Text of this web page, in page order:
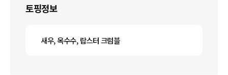
토핑정보
새우, 옥수수, 랍스터 크럼블